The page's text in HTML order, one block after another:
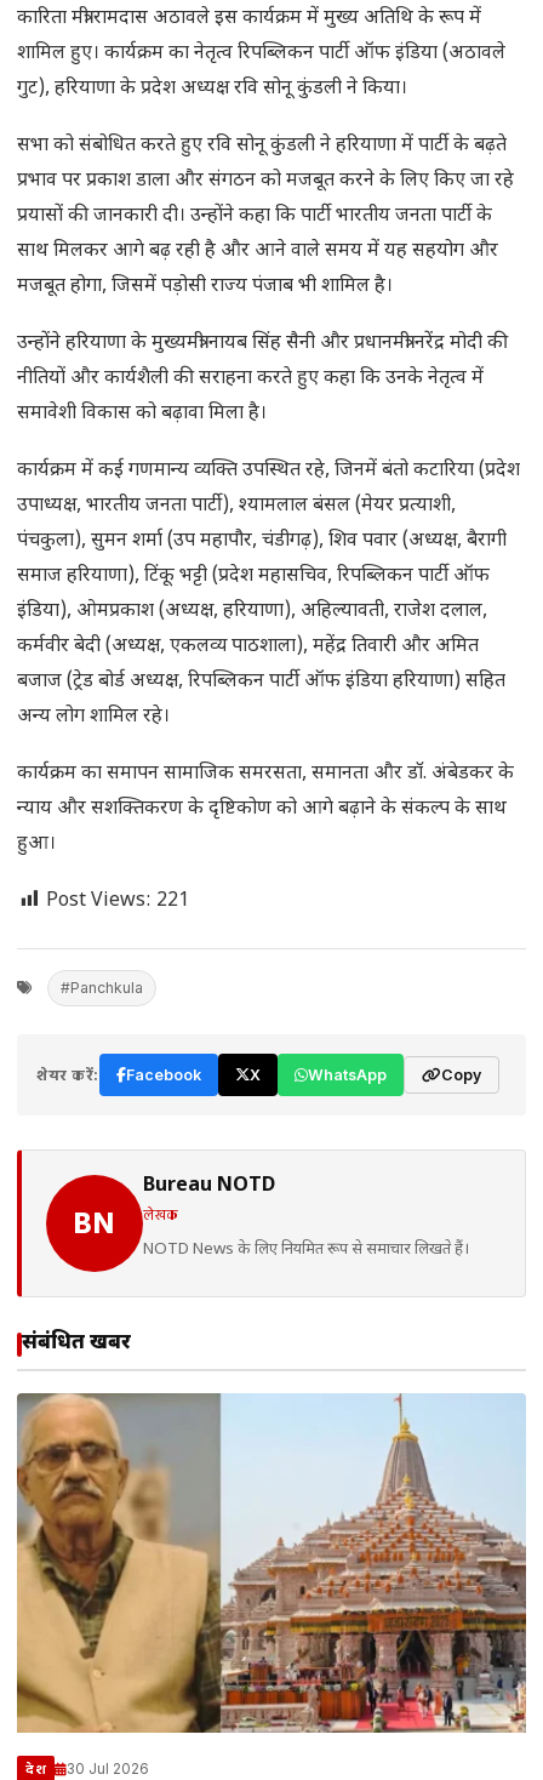
कारिता मंत्री रामदास अठावले इस कार्यक्रम में मुख्य अतिथि के रूप में
शामिल हुए। कार्यक्रम का नेतृत्व रिपब्लिकन पार्टी ऑफ इंडिया (अठावले
गुट), हरियाणा के प्रदेश अध्यक्ष रवि सोनू कुंडली ने किया।
सभा को संबोधित करते हुए रवि सोनू कुंडली ने हरियाणा में पार्टी के बढ़ते
प्रभाव पर प्रकाश डाला और संगठन को मजबूत करने के लिए किए जा रहे
प्रयासों की जानकारी दी। उन्होंने कहा कि पार्टी भारतीय जनता पार्टी के
साथ मिलकर आगे बढ़ रही है और आने वाले समय में यह सहयोग और
मजबूत होगा, जिसमें पड़ोसी राज्य पंजाब भी शामिल है।
उन्होंने हरियाणा के मुख्यमंत्री नायब सिंह सैनी और प्रधानमंत्री नरेंद्र मोदी की
नीतियों और कार्यशैली की सराहना करते हुए कहा कि उनके नेतृत्व में
समावेशी विकास को बढ़ावा मिला है।
कार्यक्रम में कई गणमान्य व्यक्ति उपस्थित रहे, जिनमें बंतो कटारिया (प्रदेश
उपाध्यक्ष, भारतीय जनता पार्टी), श्यामलाल बंसल (मेयर प्रत्याशी,
पंचकुला), सुमन शर्मा (उप महापौर, चंडीगढ़), शिव पवार (अध्यक्ष, बैरागी
समाज हरियाणा), टिंकू भट्टी (प्रदेश महासचिव, रिपब्लिकन पार्टी ऑफ
इंडिया), ओमप्रकाश (अध्यक्ष, हरियाणा), अहिल्यावती, राजेश दलाल,
कर्मवीर बेदी (अध्यक्ष, एकलव्य पाठशाला), महेंद्र तिवारी और अमित
बजाज (ट्रेड बोर्ड अध्यक्ष, रिपब्लिकन पार्टी ऑफ इंडिया हरियाणा) सहित
अन्य लोग शामिल रहे।
कार्यक्रम का समापन सामाजिक समरसता, समानता और डॉ. अंबेडकर के
न्याय और सशक्तिकरण के दृष्टिकोण को आगे बढ़ाने के संकल्प के साथ
हुआ।
Post Views: 221
#Panchkula
शेयर करें: Facebook X WhatsApp Copy
BN
Bureau NOTD
लेखक
NOTD News के लिए नियमित रूप से समाचार लिखते हैं।
संबंधित खबरें
देश 30 Jul 2026